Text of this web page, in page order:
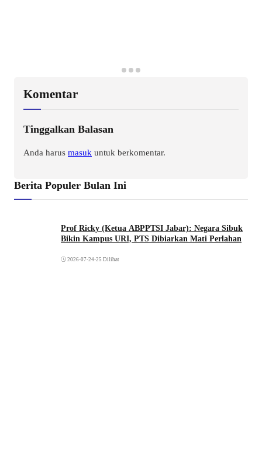
Komentar
Tinggalkan Balasan
Anda harus masuk untuk berkomentar.
Berita Populer Bulan Ini
Prof Ricky (Ketua ABPPTSI Jabar): Negara Sibuk
Bikin Kampus URI, PTS Dibiarkan Mati Perlahan
2026-07-24•25 Dilihat